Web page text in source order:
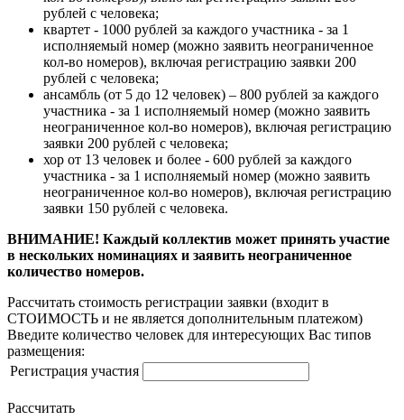
рублей с человека;
квартет - 1000 рублей за каждого участника - за 1
исполняемый номер (можно заявить неограниченное
кол-во номеров), включая регистрацию заявки 200
рублей с человека;
ансамбль (от 5 до 12 человек) – 800 рублей за каждого
участника - за 1 исполняемый номер (можно заявить
неограниченное кол-во номеров), включая регистрацию
заявки 200 рублей с человека;
хор от 13 человек и более - 600 рублей за каждого
участника - за 1 исполняемый номер (можно заявить
неограниченное кол-во номеров), включая регистрацию
заявки 150 рублей с человека.
ВНИМАНИЕ! Каждый коллектив может принять участие
в нескольких номинациях и заявить неограниченное
количество номеров.
Рассчитать стоимость регистрации заявки (входит в
СТОИМОСТЬ и не является дополнительным платежом)
Введите количество человек для интересующих Вас типов
размещения:
Регистрация участия
Рассчитать